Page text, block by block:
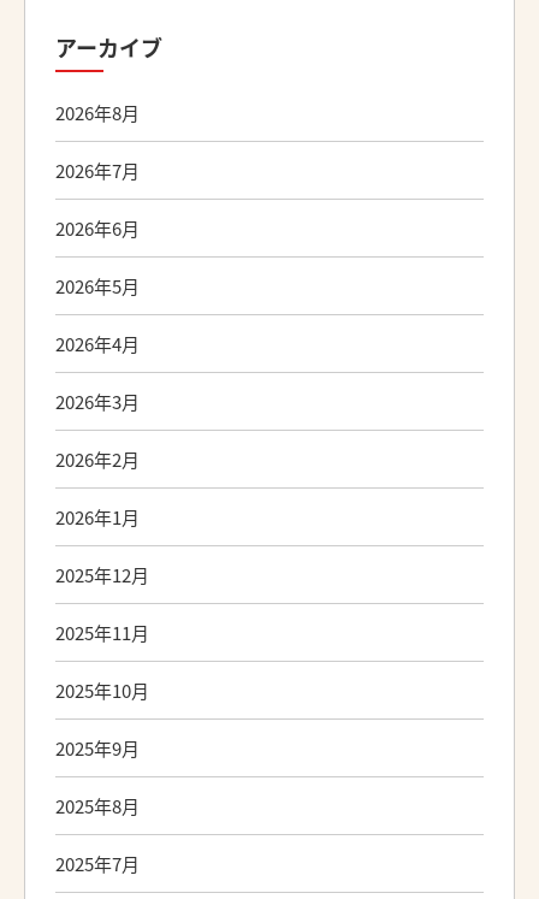
アーカイブ
2026年8月
2026年7月
2026年6月
2026年5月
2026年4月
2026年3月
2026年2月
2026年1月
2025年12月
2025年11月
2025年10月
2025年9月
2025年8月
2025年7月